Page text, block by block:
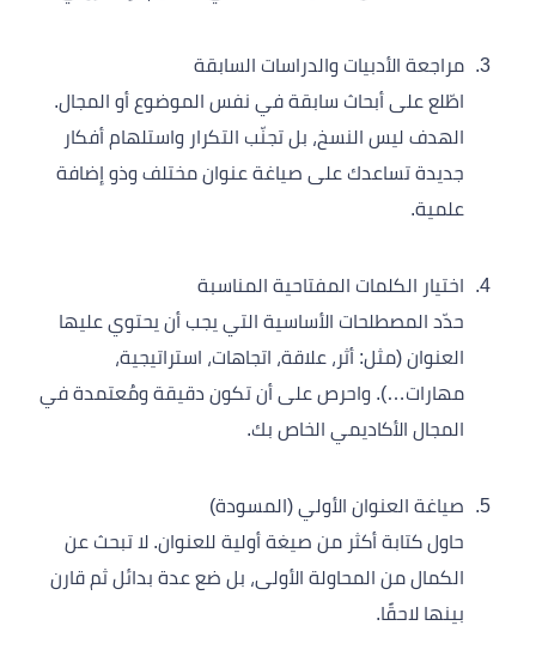
مراجعة الأدبيات والدراسات السابقة
اطّلع على أبحاث سابقة في نفس الموضوع أو المجال.
الهدف ليس النسخ، بل تجنّب التكرار واستلهام أفكار
جديدة تساعدك على صياغة عنوان مختلف وذو إضافة
علمية.
اختيار الكلمات المفتاحية المناسبة
حدّد المصطلحات الأساسية التي يجب أن يحتوي عليها
العنوان (مثل: أثر، علاقة، اتجاهات، استراتيجية،
مهارات…). واحرص على أن تكون دقيقة ومُعتمدة في
المجال الأكاديمي الخاص بك.
صياغة العنوان الأولي (المسودة)
حاول كتابة أكثر من صيغة أولية للعنوان. لا تبحث عن
الكمال من المحاولة الأولى، بل ضع عدة بدائل ثم قارن
بينها لاحقًا.